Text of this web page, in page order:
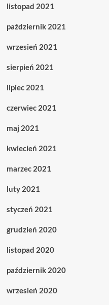
listopad 2021
październik 2021
wrzesień 2021
sierpień 2021
lipiec 2021
czerwiec 2021
maj 2021
kwiecień 2021
marzec 2021
luty 2021
styczeń 2021
grudzień 2020
listopad 2020
październik 2020
wrzesień 2020